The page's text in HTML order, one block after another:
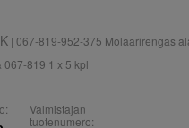
| 067-819-952-375 Molaarirengas
067-819 1 x 5 kpl
Valmistajan
tuotenumero: